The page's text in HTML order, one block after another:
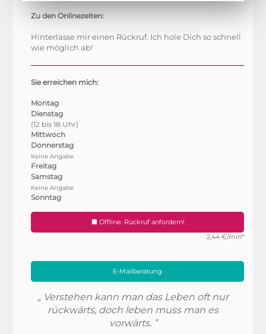
Zu den Onlinezeiten:
Hinterlasse mir einen Rückruf. Ich hole Dich so schnell
wie möglich ab!
Sie erreichen mich:
Montag
Dienstag
(12 bis 18 Uhr)
Mittwoch
Donnerstag
Keine Angabe
Freitag
Samstag
Keine Angabe
Sonntag
Offline. Rückruf anfordern!
2,44 €/min*
E-Mailberatung
„ Verstehen kann man das Leben oft nur
rückwärts, doch leben muss man es
vorwärts. ”